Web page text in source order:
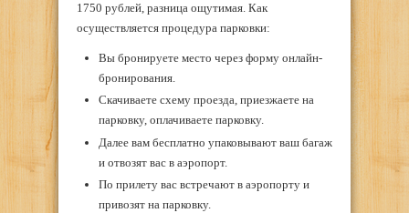
1750 рублей, разница ощутимая. Как
осуществляется процедура парковки:
Вы бронируете место через форму онлайн-
бронирования.
Скачиваете схему проезда, приезжаете на
парковку, оплачиваете парковку.
Далее вам бесплатно упаковывают ваш багаж
и отвозят вас в аэропорт.
По прилету вас встречают в аэропорту и
привозят на парковку.